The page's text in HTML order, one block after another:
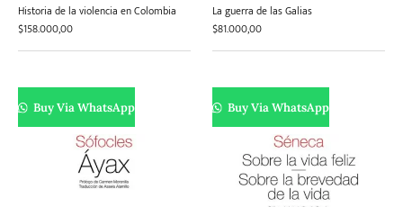
Historia de la violencia en Colombia
$158.000,00
Buy Via WhatsApp
La guerra de las Galias
$81.000,00
Buy Via WhatsApp